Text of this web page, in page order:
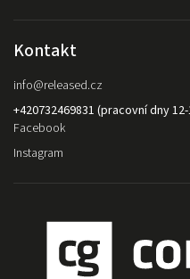
Kontakt
info@released.cz
+420732469831 (pracovní dny
Facebook
Instagram